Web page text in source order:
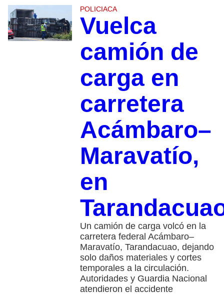
POLICIACA
Vuelca
camión de
carga en
carretera
Acámbaro–
Maravatío,
en
Un camión de carga volcó en la
carretera federal Acámbaro–
Maravatío, Tarandacuao, dejando
solo daños materiales y cortes
temporales a la circulación.
Autoridades y Guardia Nacional
atendieron el accidente